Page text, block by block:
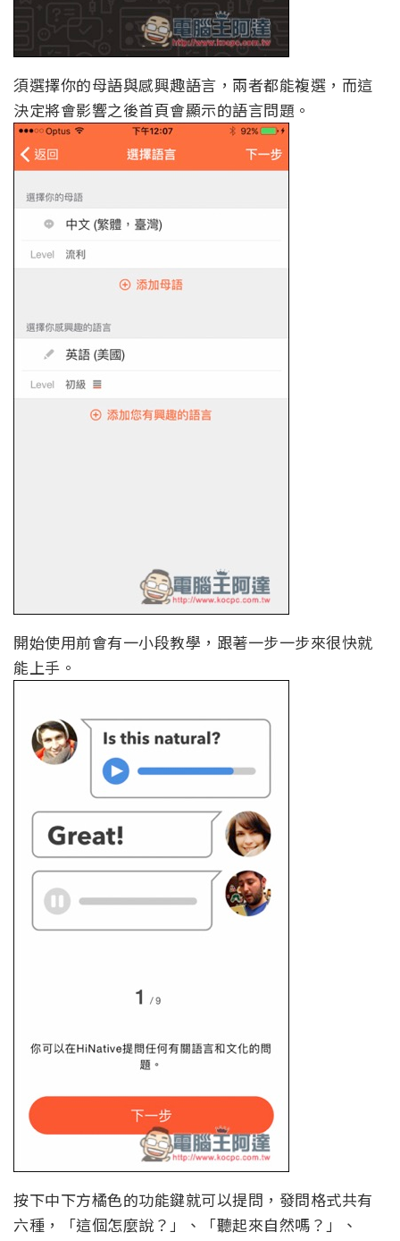
須選擇你的母語與感興趣語言，兩者都能複選，而這
決定將會影響之後首頁會顯示的語言問題。
開始使用前會有一小段教學，跟著一步一步來很快就
能上手。
按下中下方橘色的功能鍵就可以提問，發問格式共有
六種，「這個怎麼說？」、「聽起來自然嗎？」、